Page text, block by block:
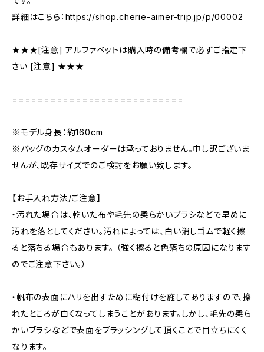
詳細はこちら： https://shop.cherie-aimer-trip.jp/p/00002
★★★[注意] アルファベットは購入時の備考欄で必ずご指定下
さい [注意] ★★★
===========================
※モデル身長：約160cm
※バッグのカスタムオーダーは承っておりません。申し訳ございま
せんが、既存サイズでのご検討をお願い致します。
【お手入れ方法/ご注意】
・汚れた場合は、乾いた布や毛先の柔らかいブラシなどで早めに
汚れを落としてください。汚れによっては、白い消しゴムで軽く擦
ると落ちる場合もあります。 （強く擦ると色落ちの原因になります
のでご注意下さい。）
・帆布の表面にハリを出すために糊付けを施してありますので、擦
れたところが白くなってしまうことがあります。しかし、毛先の柔ら
かいブラシなどで表面をブラッシングして頂くことで目立ちにくく
なります。